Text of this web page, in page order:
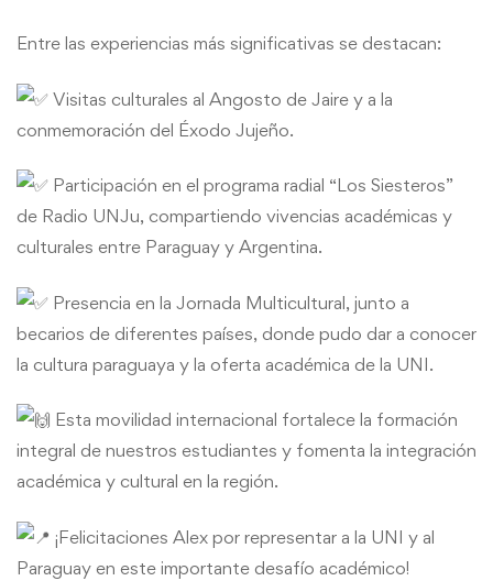
Entre las experiencias más significativas se destacan:
Visitas culturales al Angosto de Jaire y a la
conmemoración del Éxodo Jujeño.
Participación en el programa radial “Los Siesteros”
de Radio UNJu, compartiendo vivencias académicas y
culturales entre Paraguay y Argentina.
Presencia en la Jornada Multicultural, junto a
becarios de diferentes países, donde pudo dar a conocer
la cultura paraguaya y la oferta académica de la UNI.
Esta movilidad internacional fortalece la formación
integral de nuestros estudiantes y fomenta la integración
académica y cultural en la región.
¡Felicitaciones Alex por representar a la UNI y al
Paraguay en este importante desafío académico!